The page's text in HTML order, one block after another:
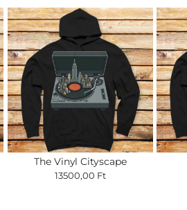
The Vinyl Cityscape
13500,00 Ft